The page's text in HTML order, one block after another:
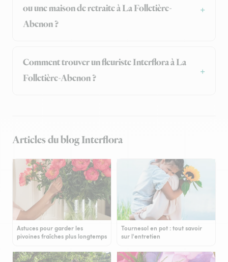
ou une maison de retraite à La Folletière-
Abenon ?
Comment trouver un fleuriste Interflora à La
Folletière-Abenon ?
Articles du blog Interflora
Astuces pour garder les
pivoines fraîches plus longtemps
Tournesol en pot : tout savoir
sur l'entretien